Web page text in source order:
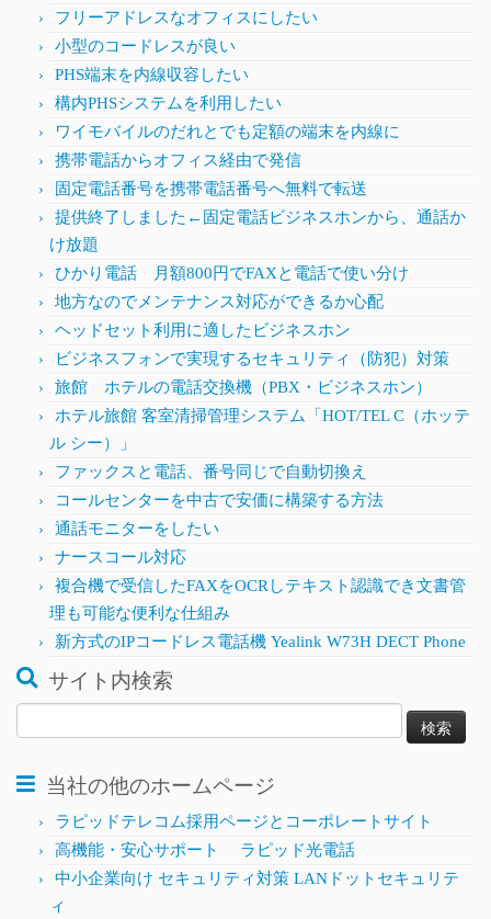
フリーアドレスなオフィスにしたい
小型のコードレスが良い
PHS端末を内線収容したい
構内PHSシステムを利用したい
ワイモバイルのだれとでも定額の端末を内線に
携帯電話からオフィス経由で発信
固定電話番号を携帯電話番号へ無料で転送
提供終了しました←固定電話ビジネスホンから、通話か
け放題
ひかり電話 月額800円でFAXと電話で使い分け
地方なのでメンテナンス対応ができるか心配
ヘッドセット利用に適したビジネスホン
ビジネスフォンで実現するセキュリティ（防犯）対策
旅館 ホテルの電話交換機（PBX・ビジネスホン）
ホテル旅館 客室清掃管理システム「HOT/TEL C（ホッテ
ル シー）」
ファックスと電話、番号同じで自動切換え
コールセンターを中古で安価に構築する方法
通話モニターをしたい
ナースコール対応
複合機で受信したFAXをOCRしテキスト認識でき文書管
理も可能な便利な仕組み
新方式のIPコードレス電話機 Yealink W73H DECT Phone
サイト内検索
索:
当社の他のホームページ
ラピッドテレコム採用ページとコーポレートサイト
高機能・安心サポート ラピッド光電話
中小企業向け セキュリティ対策 LANドットセキュリテ
ィ